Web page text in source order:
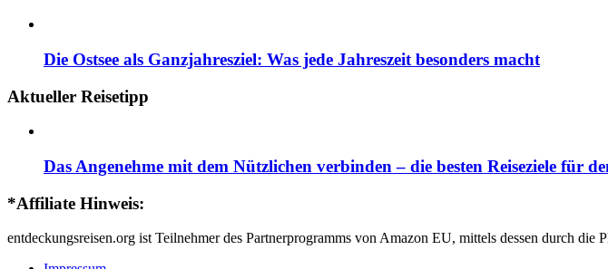
Die Ostsee als Ganzjahresziel: Was jede Jahreszeit besonders macht
Aktueller Reisetipp
Das Angenehme mit dem Nützlichen verbinden – die besten Reiseziele für
*Affiliate Hinweis:
entdeckungsreisen.org ist Teilnehmer des Partnerprogramms von Amazon EU, mittels dessen durch